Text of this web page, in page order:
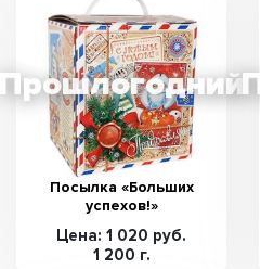
Посылка «Больших
успехов!»
Цена: 1 020 руб.
1 200 г.